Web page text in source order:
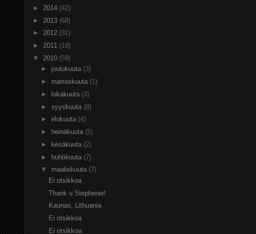
► 2014 (42)
► 2013 (68)
► 2012 (31)
► 2011 (19)
▼ 2010 (59)
► joulukuuta (3)
► marraskuuta (1)
►
lokakuuta (3)
► syyskuuta (8)
► elokuuta (4)
►
heinäkuuta (5)
►
kesäkuuta (2)
► huhtikuuta (7)
▼ maaliskuuta (7)
Ei otsikkoa
Thank u Stephenie!
Kaunas, Lithuania
Ei otsikkoa
Ei otsikkoa